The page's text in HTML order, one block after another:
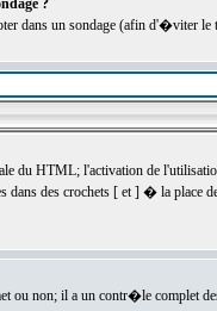
?
dans un sondage (afin d'�viter
du HTML; l'activation de
dans des crochets [ et ] � la
ou non; il a un contr�le complet